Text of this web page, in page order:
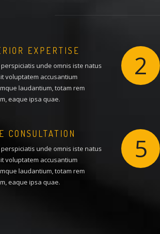
EXPERTISE
perspiciatis unde omnis iste natus
voluptatem accusantium
laudantium, totam rem
eaque ipsa quae.
2
CONSULTATION
perspiciatis unde omnis iste natus
voluptatem accusantium
laudantium, totam rem
eaque ipsa quae.
5